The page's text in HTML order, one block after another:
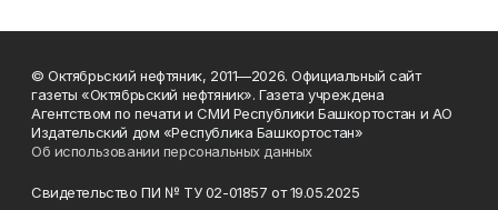
© Октябрьский нефтяник, 2011—2026. Официальный сайт
газеты «Октябрьский нефтяник». Газета учреждена
Агентством по печати и СМИ Республики Башкортостан и АО
Издательский дом «Республика Башкортостан»
Об использовании персональных данных
Свидетельство ПИ № ТУ 02-01857 от 19.05.2025